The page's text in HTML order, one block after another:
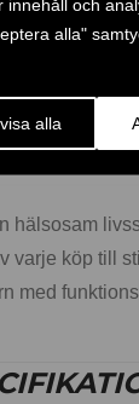
och
alla"
alla
av konditions-
och
hjälp? Vårt
hälsosam
varje köp till
med